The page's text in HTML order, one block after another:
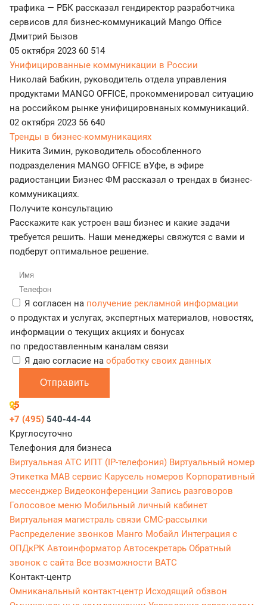
трафика — РБК рассказал гендиректор разработчика
сервисов для бизнес-коммуникаций Mango Office
Дмитрий Бызов
05 октября 2023 60 514
Унифицированные коммуникации в России
Николай Бабкин, руководитель отдела управления
продуктами MANGO OFFICE, прокомменировал ситуацию
на российком рынке унифицировнаных коммуникаций.
02 октября 2023 56 640
Тренды в бизнес-коммуникациях
Никита Зимин, руководитель обособленного
подразделения MANGO OFFICE вУфе, в эфире
радиостанции Бизнес ФМ рассказал о трендах в бизнес-
коммуникациях.
Получите консультацию
Расскажите как устроен ваш бизнес и какие задачи
требуется решить. Наши менеджеры свяжутся с вами и
подберут оптимальное решение.
Я согласен на получение рекламной информации
о продуктах и услугах, экспертных материалов, новостях,
информации о текущих акциях и бонусах
по предоставленным каналам связи
Я даю согласие на обработку своих данных
Отправить
+7 (495) 540-44-44
Круглосуточно
Телефония для бизнеса
Виртуальная АТС ИПТ (IP-телефония) Виртуальный номер
Этикетка МАВ сервис Карусель номеров Корпоративный
мессенджер Видеоконференции Запись разговоров
Голосовое меню Мобильный личный кабинет
Виртуальная магистраль связи СМС-рассылки
Распределение звонков Манго Мобайл Интеграция с
ОПДкРК Автоинформатор Автосекретарь Обратный
звонок с сайта Все возможности ВАТС
Контакт-центр
Омниканальный контакт-центр Исходящий обзвон